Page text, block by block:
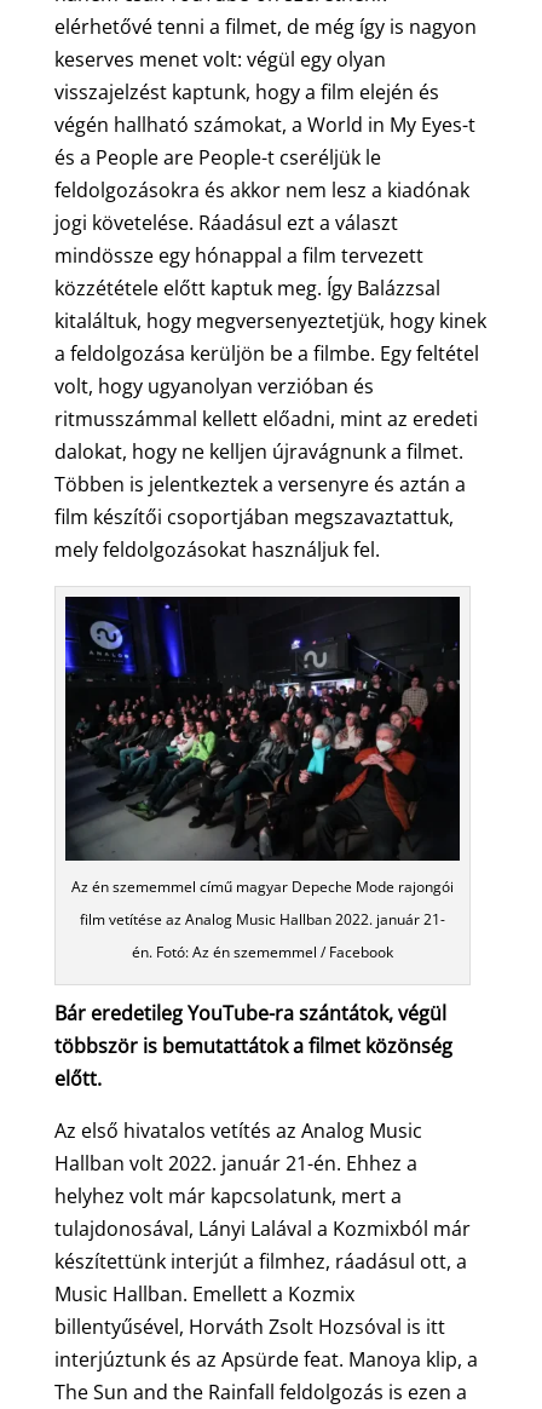
elérhetővé tenni a filmet, de még így is nagyon
keserves menet volt: végül egy olyan
visszajelzést kaptunk, hogy a film elején és
végén hallható számokat, a World in My Eyes-t
és a People are People-t cseréljük le
feldolgozásokra és akkor nem lesz a kiadónak
jogi követelése. Ráadásul ezt a választ
mindössze egy hónappal a film tervezett
közzététele előtt kaptuk meg. Így Balázzsal
kitaláltuk, hogy megversenyeztetjük, hogy kinek
a feldolgozása kerüljön be a filmbe. Egy feltétel
volt, hogy ugyanolyan verzióban és
ritmusszámmal kellett előadni, mint az eredeti
dalokat, hogy ne kelljen újravágnunk a filmet.
Többen is jelentkeztek a versenyre és aztán a
film készítői csoportjában megszavaztattuk,
mely feldolgozásokat használjuk fel.
Az én szememmel című magyar Depeche Mode rajongói
film vetítése az Analog Music Hallban 2022. január 21-
én. Fotó: Az én szememmel / Facebook
Bár eredetileg YouTube-ra szántátok, végül
többször is bemutattátok a filmet közönség
előtt.
Az első hivatalos vetítés az Analog Music
Hallban volt 2022. január 21-én. Ehhez a
helyhez volt már kapcsolatunk, mert a
tulajdonosával, Lányi Lalával a Kozmixból már
készítettünk interjút a filmhez, ráadásul ott, a
Music Hallban. Emellett a Kozmix
billentyűsével, Horváth Zsolt Hozsóval is itt
interjúztunk és az Apsürde feat. Manoya klip, a
The Sun and the Rainfall feldolgozás is ezen a